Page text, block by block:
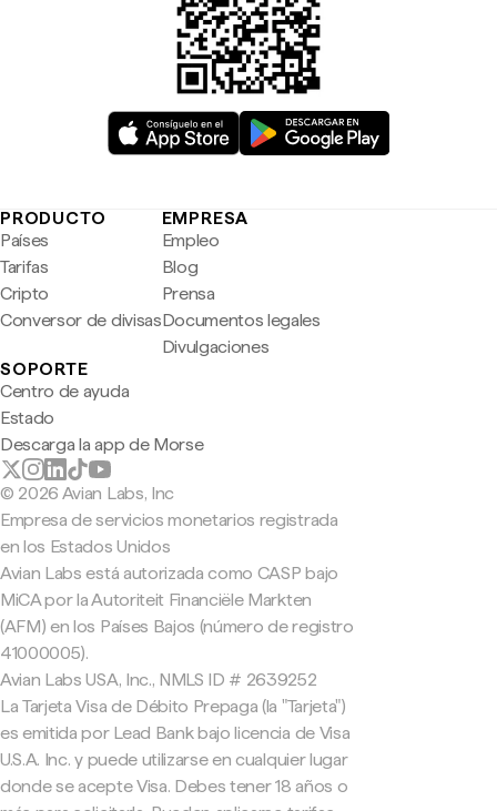
PRODUCTO
Países
Tarifas
Cripto
Conversor de divisas
EMPRESA
Empleo
Blog
Prensa
Documentos legales
Divulgaciones
SOPORTE
Centro de ayuda
Estado
Descarga la app de Morse
© 2026 Avian Labs, Inc
Empresa de servicios monetarios registrada
en los Estados Unidos
Avian Labs está autorizada como CASP bajo
MiCA por la Autoriteit Financiële Markten
(AFM) en los Países Bajos (número de registro
41000005).
Avian Labs USA, Inc., NMLS ID # 2639252
La Tarjeta Visa de Débito Prepaga (la "Tarjeta")
es emitida por Lead Bank bajo licencia de Visa
U.S.A. Inc. y puede utilizarse en cualquier lugar
donde se acepte Visa. Debes tener 18 años o